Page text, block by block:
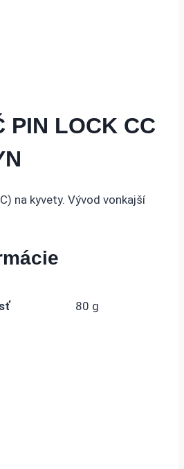
PIN LOCK CC
na kyvety. Vývod vonkajší
80 g